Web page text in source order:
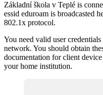
Základní škola v Teplé is
essid eduroam is broadcasted
802.1x protocol.
You need valid user
network. You should obtain
documentation for client
your home institution.